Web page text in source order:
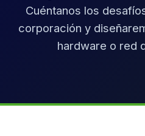
Cuéntanos los
corporación y
hardware o red